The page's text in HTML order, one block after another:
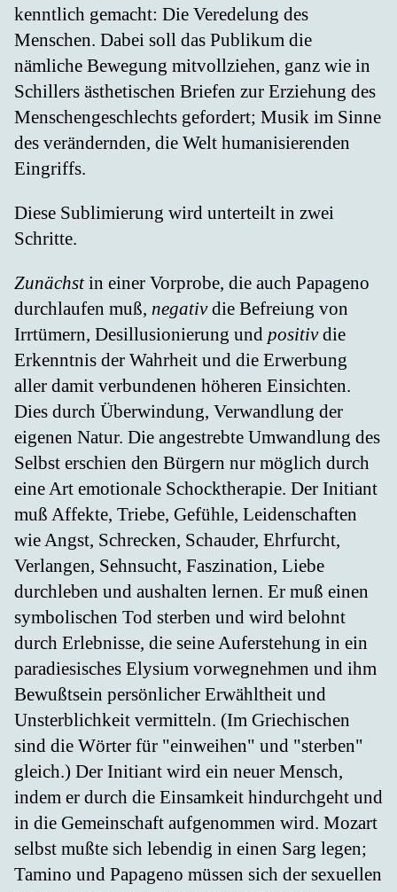
kenntlich gemacht: Die Veredelung des
Menschen. Dabei soll das Publikum die
nämliche Bewegung mitvollziehen, ganz wie in
Schillers ästhetischen Briefen zur Erziehung des
Menschengeschlechts gefordert; Musik im Sinne
des verändernden, die Welt humanisierenden
Eingriffs.
Diese Sublimierung wird unterteilt in zwei
Schritte.
Zunächstin einer Vorprobe, die auch Papageno
durchlaufen muß, negativdie Befreiung von
Irrtümern, Desillusionierung und positivdie
Erkenntnis der Wahrheit und die Erwerbung
aller damit verbundenen höheren Einsichten.
Dies durch Überwindung, Verwandlung der
eigenen Natur. Die angestrebte Umwandlung des
Selbst erschien den Bürgern nur möglich durch
eine Art emotionale Schocktherapie. Der Initiant
muß Affekte, Triebe, Gefühle, Leidenschaften
wie Angst, Schrecken, Schauder, Ehrfurcht,
Verlangen, Sehnsucht, Faszination, Liebe
durchleben und aushalten lernen. Er muß einen
symbolischen Tod sterben und wird belohnt
durch Erlebnisse, die seine Auferstehung in ein
paradiesisches Elysium vorwegnehmen und ihm
Bewußtsein persönlicher Erwähltheit und
Unsterblichkeit vermitteln. (Im Griechischen
sind die Wörter für "einweihen" und "sterben"
gleich.) Der Initiant wird ein neuer Mensch,
indem er durch die Einsamkeit hindurchgeht und
in die Gemeinschaft aufgenommen wird. Mozart
selbst mußte sich lebendig in einen Sarg legen;
Tamino und Papageno müssen sich der sexuellen